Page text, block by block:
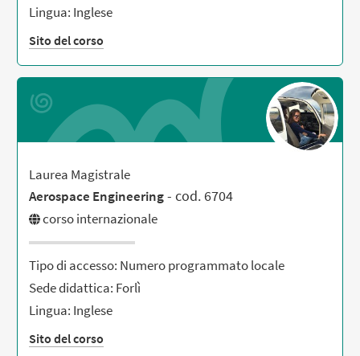
Lingua: Inglese
Sito del corso
Laurea Magistrale
Aerospace Engineering- cod. 6704
corso internazionale
Tipo di accesso: Numero programmato locale
Sede didattica: Forlì
Lingua: Inglese
Sito del corso